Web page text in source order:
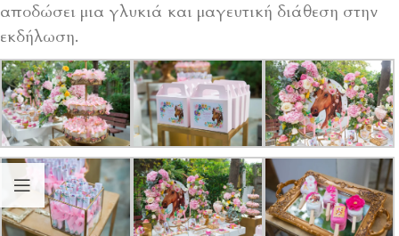
αποδώσει μια γλυκιά και μαγευτική διάθεση στην
εκδήλωση.